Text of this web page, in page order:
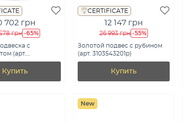
702 грн
грн -65%
с
(арт.
Купить
CERTIFICATE
12 147 грн
26 993 грн -55%
Золотой подвес с рубином
(арт. 3103543201р)
Купить
New